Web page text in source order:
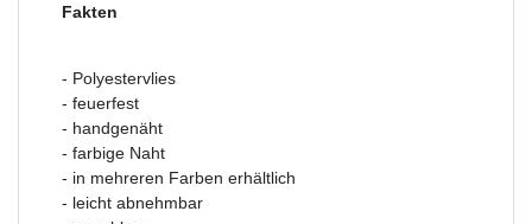
Fakten
- Polyestervlies
- feuerfest
- handgenäht
- farbige Naht
- in mehreren Farben erhältlich
- leicht abnehmbar